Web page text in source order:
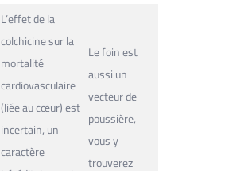
L’effet de la
colchicine sur la
mortalité
cardiovasculaire
(liée au cœur) est
incertain, un
caractère
Le foin est
aussi un
vecteur de
poussière,
vous y
trouverez